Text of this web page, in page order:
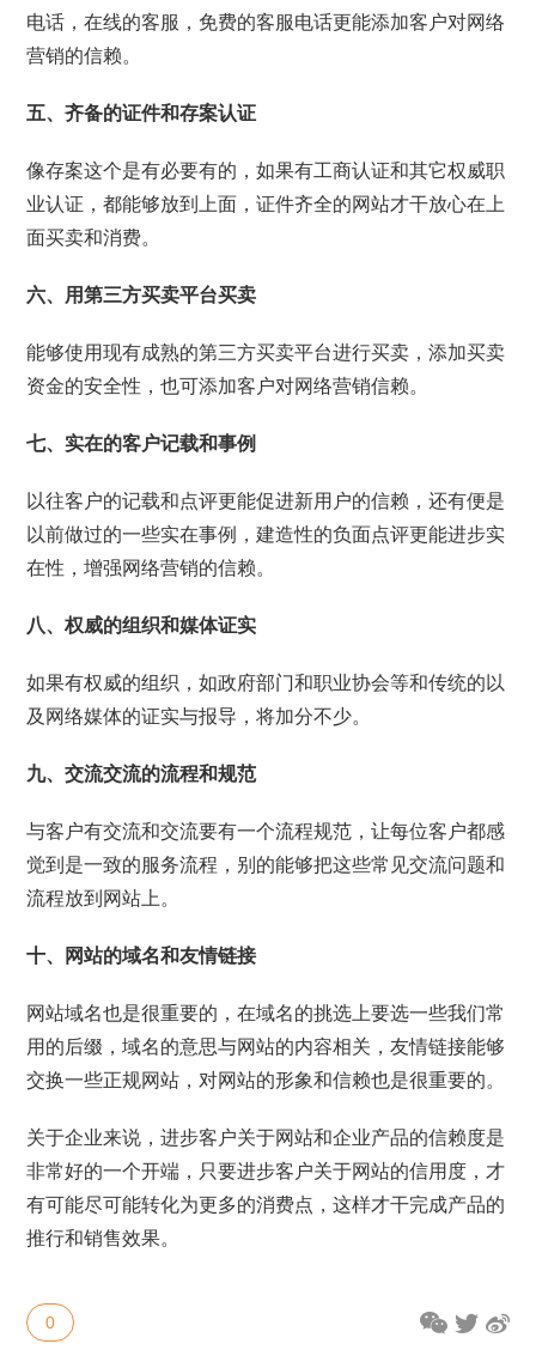
电话，在线的客服，免费的客服电话更能添加客户对网络
营销的信赖。
五、齐备的证件和存案认证
像存案这个是有必要有的，如果有工商认证和其它权威职
业认证，都能够放到上面，证件齐全的网站才干放心在上
面买卖和消费。
六、用第三方买卖平台买卖
能够使用现有成熟的第三方买卖平台进行买卖，添加买卖
资金的安全性，也可添加客户对网络营销信赖。
七、实在的客户记载和事例
以往客户的记载和点评更能促进新用户的信赖，还有便是
以前做过的一些实在事例，建造性的负面点评更能进步实
在性，增强网络营销的信赖。
八、权威的组织和媒体证实
如果有权威的组织，如政府部门和职业协会等和传统的以
及网络媒体的证实与报导，将加分不少。
九、交流交流的流程和规范
与客户有交流和交流要有一个流程规范，让每位客户都感
觉到是一致的服务流程，别的能够把这些常见交流问题和
流程放到网站上。
十、网站的域名和友情链接
网站域名也是很重要的，在域名的挑选上要选一些我们常
用的后缀，域名的意思与网站的内容相关，友情链接能够
交换一些正规网站，对网站的形象和信赖也是很重要的。
关于企业来说，进步客户关于网站和企业产品的信赖度是
非常好的一个开端，只要进步客户关于网站的信用度，才
有可能尽可能转化为更多的消费点，这样才干完成产品的
推行和销售效果。
0